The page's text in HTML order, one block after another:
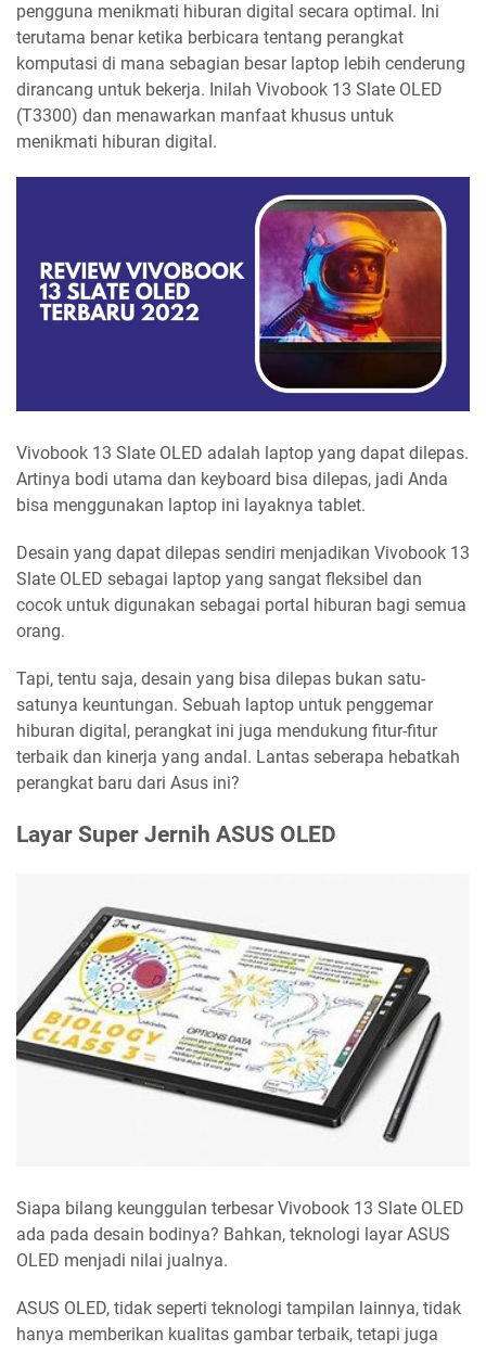
pengguna menikmati hiburan digital secara optimal. Ini
terutama benar ketika berbicara tentang perangkat
komputasi di mana sebagian besar laptop lebih cenderung
dirancang untuk bekerja. Inilah Vivobook 13 Slate OLED
(T3300) dan menawarkan manfaat khusus untuk
menikmati hiburan digital.
Vivobook 13 Slate OLED adalah laptop yang dapat dilepas.
Artinya bodi utama dan keyboard bisa dilepas, jadi Anda
bisa menggunakan laptop ini layaknya tablet.
Desain yang dapat dilepas sendiri menjadikan Vivobook 13
Slate OLED sebagai laptop yang sangat fleksibel dan
cocok untuk digunakan sebagai portal hiburan bagi semua
orang.
Tapi, tentu saja, desain yang bisa dilepas bukan satu-
satunya keuntungan. Sebuah laptop untuk penggemar
hiburan digital, perangkat ini juga mendukung fitur-fitur
terbaik dan kinerja yang andal. Lantas seberapa hebatkah
perangkat baru dari Asus ini?
Layar Super Jernih ASUS OLED
Siapa bilang keunggulan terbesar Vivobook 13 Slate OLED
ada pada desain bodinya? Bahkan, teknologi layar ASUS
OLED menjadi nilai jualnya.
ASUS OLED, tidak seperti teknologi tampilan lainnya, tidak
hanya memberikan kualitas gambar terbaik, tetapi juga